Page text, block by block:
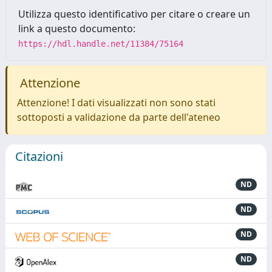
Utilizza questo identificativo per citare o creare un
link a questo documento:
https://hdl.handle.net/11384/75164
Attenzione
Attenzione! I dati visualizzati non sono stati
sottoposti a validazione da parte dell'ateneo
Citazioni
ND
ND
ND
ND